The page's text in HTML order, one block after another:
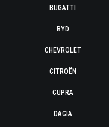
BUGATTI
BYD
CHEVROLET
CITROËN
CUPRA
DACIA